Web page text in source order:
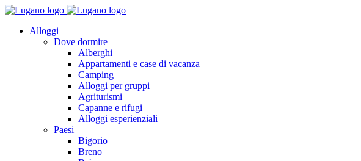
Alloggi
Dove dormire
Alberghi
Appartamenti e case di vacanza
Camping
Alloggi per gruppi
Agriturismi
Capanne e rifugi
Alloggi esperienziali
Paesi
Bigorio
Breno